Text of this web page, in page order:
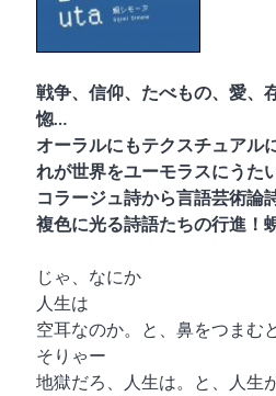
戦争、信仰、たべもの、愛、
惚…
オーラルにもテクスチュアル
れが世界をユーモラスにうた
コラージュ詩から言語芸術論
複色に光る詩語たちの行進！
じゃ、なにか
人生は
空耳なのか。と、鼻をつまむ
そりゃー
地獄だろ、人生は。と、人生